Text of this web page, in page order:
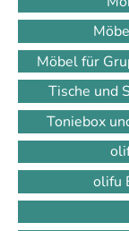
Möbel für
Tische und
Toniebox
olifu